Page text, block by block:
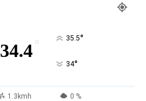
34.4° 35.5°
34°
1.3kmh 0 %